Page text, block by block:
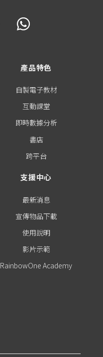
產品特色
自製電子教材
互動課堂
即時數據分析
書店
跨平台
支援中心
最新消息
宣傳物品下載
使用說明
影片示範
RainbowOne Academy